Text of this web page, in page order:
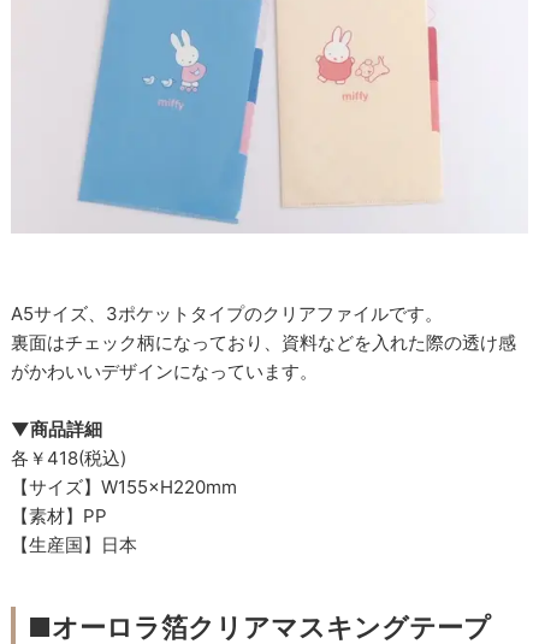
A5サイズ、3ポケットタイプのクリアファイルです。
裏面はチェック柄になっており、資料などを入れた際の透け感
がかわいいデザインになっています。
▼商品詳細
各￥418(税込)
【サイズ】W155×H220mm
【素材】PP
【生産国】日本
■オーロラ箔クリアマスキングテープ